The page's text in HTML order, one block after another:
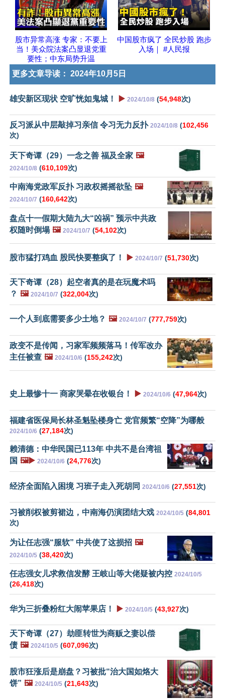
股市异常高涨 专家：不要上
当！美众院法案凸显退党重
要性；中东局势升温
中国股市疯了 全民炒股 跑步
入场｜ #人民报
更多文章导读： 2024年10月5日
雄安新区现状 空旷恍如鬼城！ ▶️ 2024/10/8 (54,948次)
反习派从中层敲掉习亲信 令习无力反扑 2024/10/8 (102,456
次)
天下奇谭（29）一念之善 福及全家 🖼️
2024/10/8 (610,109次)
中南海党政军反扑 习政权摇摇欲坠 🖼️
2024/10/7 (160,642次)
盘点十一假期大陆九大“凶祸” 预示中共政
权随时倒塌 🖼️ 2024/10/7 (54,102次)
股市猛打鸡血 股民快要整疯了！ ▶️ 2024/10/7 (51,730次)
天下奇谭（28）起空者真的是在玩魔术吗
？ 🖼️ 2024/10/7 (322,004次)
一个人到底需要多少土地？ 🖼️ 2024/10/7 (777,759次)
政变不是传闻，习家军频频落马！传军改办
主任被查 🖼️ 2024/10/6 (155,242次)
史上最惨十一 商家哭晕在收银台！ ▶️ 2024/10/6 (47,964次)
福建省医保局长林圣魁坠楼身亡 党官频繁“空降”为哪般
2024/10/6 (27,184次)
赖清德：中华民国已113年 中共不是台湾祖
国 🖼️▶️ 2024/10/6 (24,776次)
经济全面陷入困境 习班子走入死胡同 2024/10/6 (27,551次)
习被削权被剪裙边，中南海仍演团结大戏 2024/10/5 (84,801
次)
为让任志强“服软” 中共使了这损招 🖼️
2024/10/5 (38,420次)
任志强女儿求救信发酵 王岐山等大佬疑被内控 2024/10/5
(26,418次)
华为三折叠粉红大闹苹果店！ ▶️ 2024/10/5 (43,927次)
天下奇谭（27）劫匪转世为商贩之妻以偿
债 🖼️ 2024/10/5 (607,096次)
股市狂涨后是崩盘？习被批“治大国如烙大
饼” 🖼️ 2024/10/5 (21,643次)